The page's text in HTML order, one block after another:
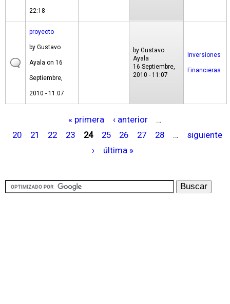
22:18
proyecto
by Gustavo
Ayala on 16
Septiembre,
2010 - 11:07
by Gustavo
Ayala
16 Septiembre,
2010 - 11:07
Inversiones
Financieras
P
i
n
« primera ‹ anterior
…
20
21 22 23 24 25 26 27 28 …
siguiente
›
última »